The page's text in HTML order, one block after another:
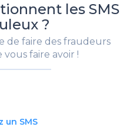
les SMS
?
de faire des fraudeurs
faire avoir !
un SMS